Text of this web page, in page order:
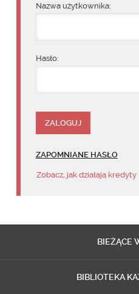
Nazwa użytkownika:
Hasło:
ZAPOMNIANE HASŁO
Zobacz, jak działają kredyty
BIEŻĄCE
BIBLIOTEKA